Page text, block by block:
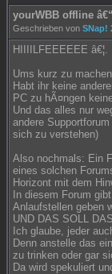
yourWBB offline
Geschrieben von SNap!
HIIIILFEEEEEE
Ums kurz zu
Habt ihr keine
PC zu hÃ¤ngen
Und das alles nur
andere
sich zu verstehen)
Also nochmals: Ein
eines solchen
Horizont mit dem
In diesem Forum
Anlaufstellen geben
UND DAS SOLL
Ich glaube, jeder
Denn anstelle das
zu trinken oder gar
Da wird spekuliert